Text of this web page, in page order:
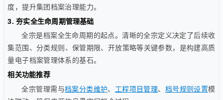
度，提升集团档案治理能力。
3. 夯实全生命周期管理基础
全宗是档案全生命周期的起点。清晰的全宗定义决定了后续收
集范围、分类规则、保管期限、开放策略等关键参数，是构建高质
量电子档案管理体系的基石。
相关功能推荐
全宗管理需与档案分类维护、 工程项目管理、 档号规则设置模